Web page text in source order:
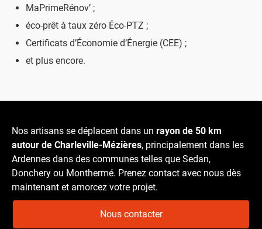
MaPrimeRénov’ ;
éco-prêt à taux zéro Éco-PTZ ;
Certificats d’Économie d’Énergie (CEE) ;
et plus encore.
Nos artisans se déplacent dans un rayon de 50 km
autour de Charleville-Mézières, principalement dans les
Ardennes dans des communes telles que Sedan,
Donchery ou Monthermé. Prenez contact avec nous dès
maintenant et amorcez votre projet.
Nous contacter